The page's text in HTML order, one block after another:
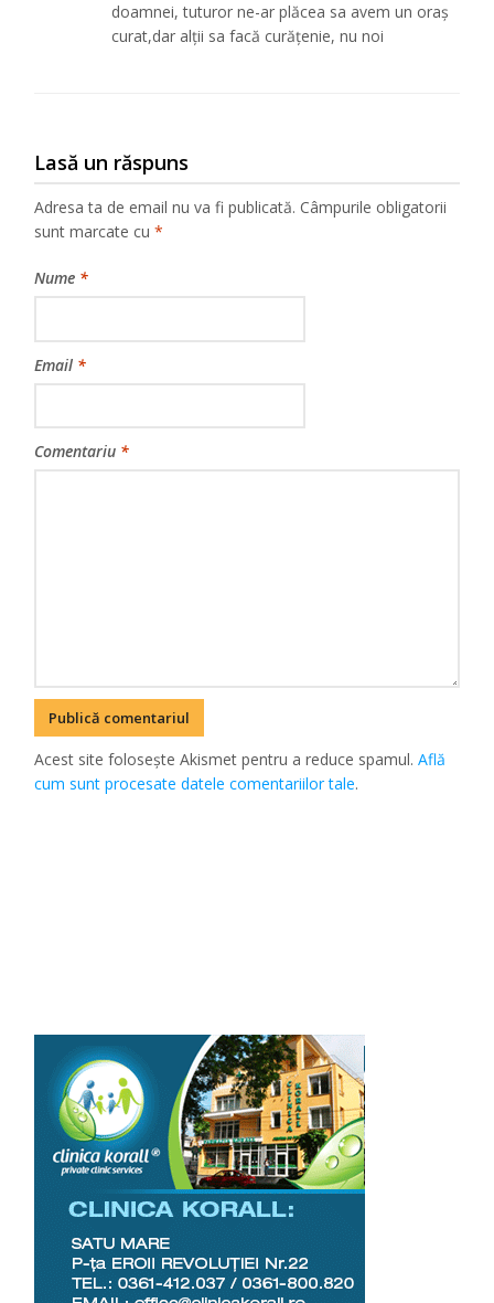
doamnei, tuturor ne-ar plăcea sa avem un oraș
curat,dar alții sa facă curățenie, nu noi
Lasă un răspuns
Adresa ta de email nu va fi publicată. Câmpurile obligatorii
sunt marcate cu*
Nume *
Email *
Comentariu *
Acest site folosește Akismet pentru a reduce spamul.Află
cum sunt procesate datele comentariilor tale.